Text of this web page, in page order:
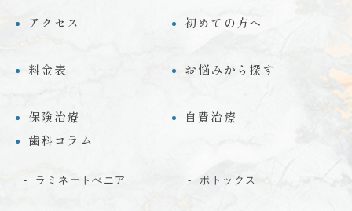
アクセス 初めての方へ
料金表 お悩みから探す
保険治療
自費治療
歯科コラム
ラミネートべニア ボトックス